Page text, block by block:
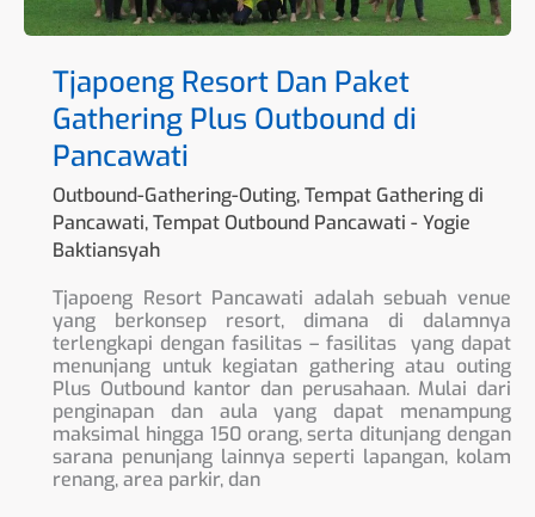
Tjapoeng Resort Dan Paket
Gathering Plus Outbound di
Pancawati
Outbound-Gathering-Outing,Tempat Gathering di
Pancawati,Tempat Outbound Pancawati -Yogie
Baktiansyah
Tjapoeng Resort Pancawati adalah sebuah venue
yang berkonsep resort, dimana di dalamnya
terlengkapi dengan fasilitas – fasilitas yang dapat
menunjang untuk kegiatan gathering atau outing
Plus Outbound kantor dan perusahaan. Mulai dari
penginapan dan aula yang dapat menampung
maksimal hingga 150 orang, serta ditunjang dengan
sarana penunjang lainnya seperti lapangan, kolam
renang, area parkir, dan